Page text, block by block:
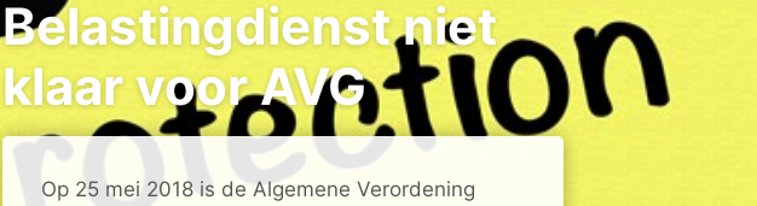
Belastingdienst niet
klaar voor AVG
Op 25 mei 2018 is de Algemene Verordening